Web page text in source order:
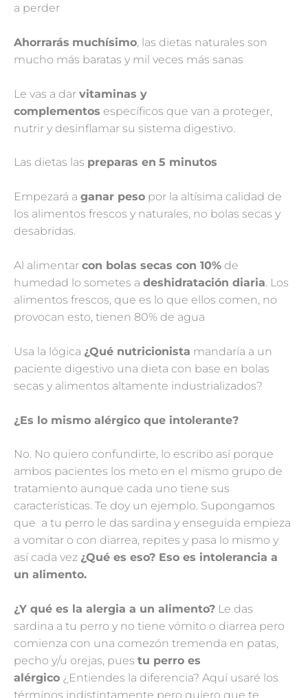
a perder
Ahorrarás muchísimo , las dietas naturales son
mucho más baratas y mil veces más sanas
Le vas a dar vitaminas y
complementos específicos que van a proteger,
nutrir y desinflamar su sistema digestivo.
Las dietas las preparas en 5 minutos
Empezará a ganar peso por la altísima calidad de
los alimentos frescos y naturales, no bolas secas y
desabridas.
Al alimentar con bolas secas con 10% de
humedad lo sometes a deshidratación diaria. Los
alimentos frescos, que es lo que ellos comen, no
provocan esto, tienen 80% de agua
Usa la lógica ¿Qué nutricionista mandaría a un
paciente digestivo una dieta con base en bolas
secas y alimentos altamente industrializados?
¿Es lo mismo alérgico que intolerante?
No. No quiero confundirte, lo escribo así porque
ambos pacientes los meto en el mismo grupo de
tratamiento aunque cada uno tiene sus
características. Te doy un ejemplo. Supongamos
que a tu perro le das sardina y enseguida empieza
a vomitar o con diarrea, repites y pasa lo mismo y
así cada vez ¿Qué es eso? Eso es intolerancia a
un alimento.
¿Y qué es la alergia a un alimento? Le das
sardina a tu perro y no tiene vómito o diarrea pero
comienza con una comezón tremenda en patas,
pecho y/u orejas, pues tu perro es
alérgico ¿Entiendes la diferencia? Aquí usaré los
términos indistintamente pero quiero que te